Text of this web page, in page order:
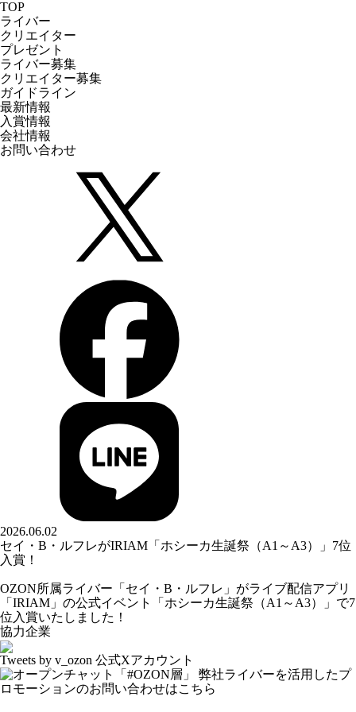
TOP
ライバー
クリエイター
プレゼント
ライバー募集
クリエイター募集
ガイドライン
最新情報
入賞情報
会社情報
お問い合わせ
2026.06.02
セイ・B・ルフレがIRIAM「ホシーカ生誕祭（A1～A3）」7位
入賞！
OZON所属ライバー「 セイ・B・ルフレ 」がライブ配信アプリ
「IRIAM」の公式イベント「ホシーカ生誕祭（A1～A3）」で7
位入賞いたしました！
協力企業
Tweets by v_ozon 公式Xアカウント
弊社ライバーを活用したプ
ロモーションのお問い合わせはこちら